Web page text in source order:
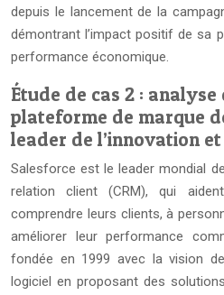
depuis le lancement de la
démontrant l’impact positif de sa
performance économique.
Étude de cas 2 :
plateforme de marque
leader de l’innovation
Salesforce est le leader mondial
relation client (CRM), qui
comprendre leurs clients, à
améliorer leur performance
fondée en 1999 avec la vision
logiciel en proposant des